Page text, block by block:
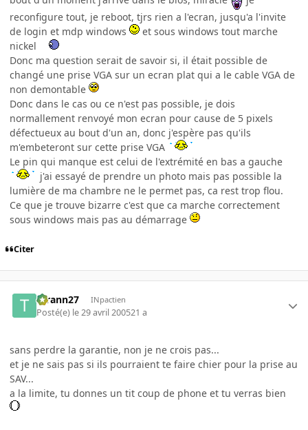
reconfigure tout, je reboot, tjrs rien a l'ecran, jusqu'a l'invite
de login et mdp windows
et sous windows tout marche
nickel
Donc ma question serait de savoir si, il était possible de
changé une prise VGA sur un ecran plat qui a le cable VGA de
non demontable
Donc dans le cas ou ce n'est pas possible, je dois
normallement renvoyé mon ecran pour cause de 5 pixels
défectueux au bout d'un an, donc j'espère pas qu'ils
m'embeteront sur cette prise VGA
Le pin qui manque est celui de l'extrémité en bas a gauche
j'ai essayé de prendre un photo mais pas possible la
lumière de ma chambre ne le permet pas, ca rest trop flou.
Ce que je trouve bizarre c'est que ca marche correctement
sous windows mais pas au démarrage
Citer
tyrann27 INpactien
Posté(e) le 29 avril 200521 a
sans perdre la garantie, non je ne crois pas...
et je ne sais pas si ils pourraient te faire chier pour la prise au
SAV...
a la limite, tu donnes un tit coup de phone et tu verras bien